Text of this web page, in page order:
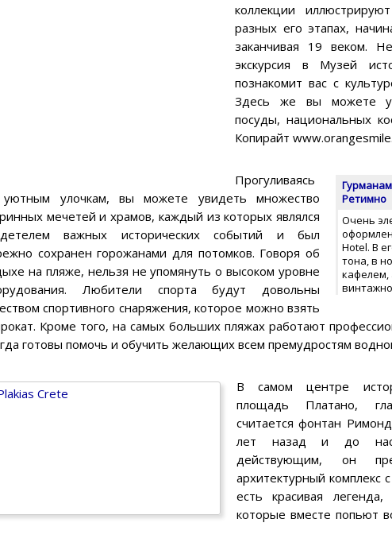
коллекции
разных его этапах,
заканчивая 19 веком.
экскурсия в Музей
познакомит вас с
Здесь же вы можете
посуды, национальных
Копирайт
Ретимно
Очень
Hotel. В
тона, в
кафелем,
Прогуливаясь
улочкам, вы можете увидеть множество
мечетей и храмов, каждый из которых являлся
важных исторических событий и был
сохранен горожанами для потомков. Говоря об
на пляже, нельзя не упомянуть о высоком уровне
Любители спорта будут довольны
спортивного снаряжения, которое можно взять
Кроме того, на самых больших пляжах работают
готовы помочь и обучить желающих всем премудростям
В самом центре
площадь Платано,
считается фонтан
лет назад и до
действующим, он
архитектурный комплекс
есть красивая
которые вместе попьют